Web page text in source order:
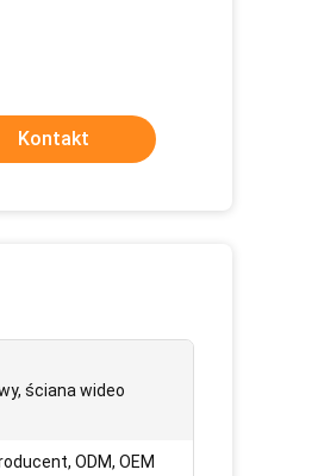
Kontakt
ściana wideo
ODM, OEM